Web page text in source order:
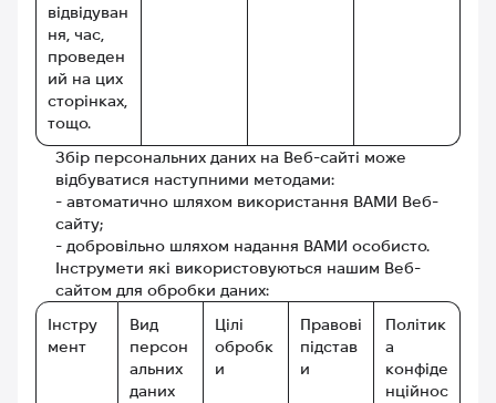
відвідуван
ня, час,
проведен
ий на цих
сторінках,
тощо.
Збір персональних даних на Веб-сайті може
відбуватися наступними методами:
- автоматично шляхом використання ВАМИ Веб-
сайту;
- добровільно шляхом надання ВАМИ особисто.
Інструмети які використовуються нашим Веб-
сайтом для обробки даних:
Інстру
мент
Вид
персон
альних
даних
Цілі
обробк
и
Правові
підстав
и
Політик
а
конфіде
нційнос